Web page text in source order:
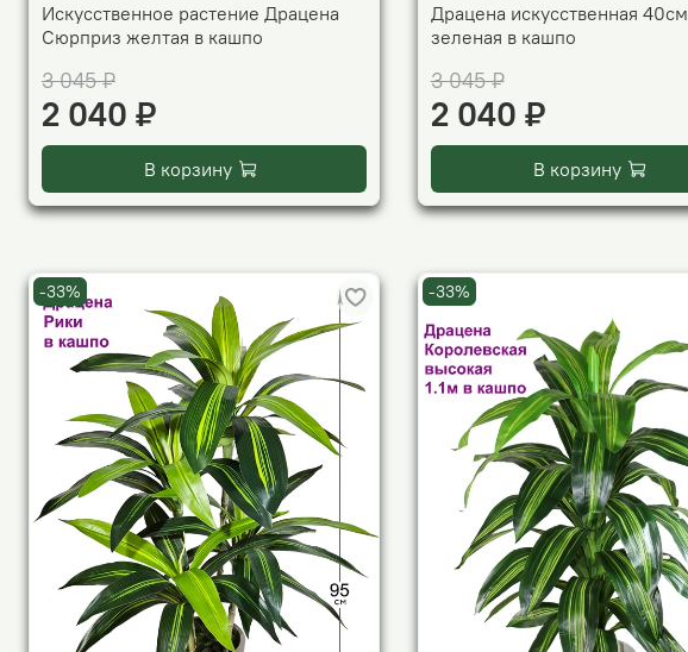
Искусственное растение Драцена
Сюрприз желтая в кашпо
3 045 ₽
2 040 ₽
В корзину
Драцена искусственная 40см
зеленая в кашпо
3 045 ₽
2 040 ₽
В корзину
-33% -33%